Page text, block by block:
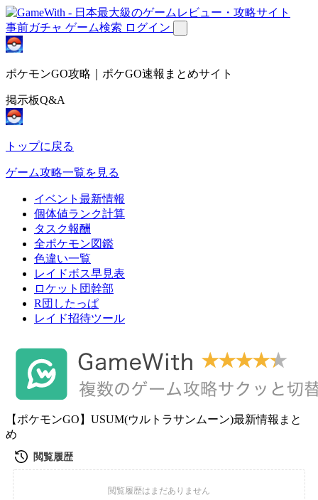
事前ガチャ ゲーム検索 ログイン
ポケモンGO攻略｜ポケGO速報まとめサイト
掲示板Q&A
トップに戻る
ゲーム攻略一覧を見る
イベント最新情報
個体値ランク計算
タスク報酬
全ポケモン図鑑
色違い一覧
レイドボス早見表
ロケット団幹部
R団したっぱ
レイド招待ツール
【ポケモンGO】USUM(ウルトラサンムーン)最新情報まと
め